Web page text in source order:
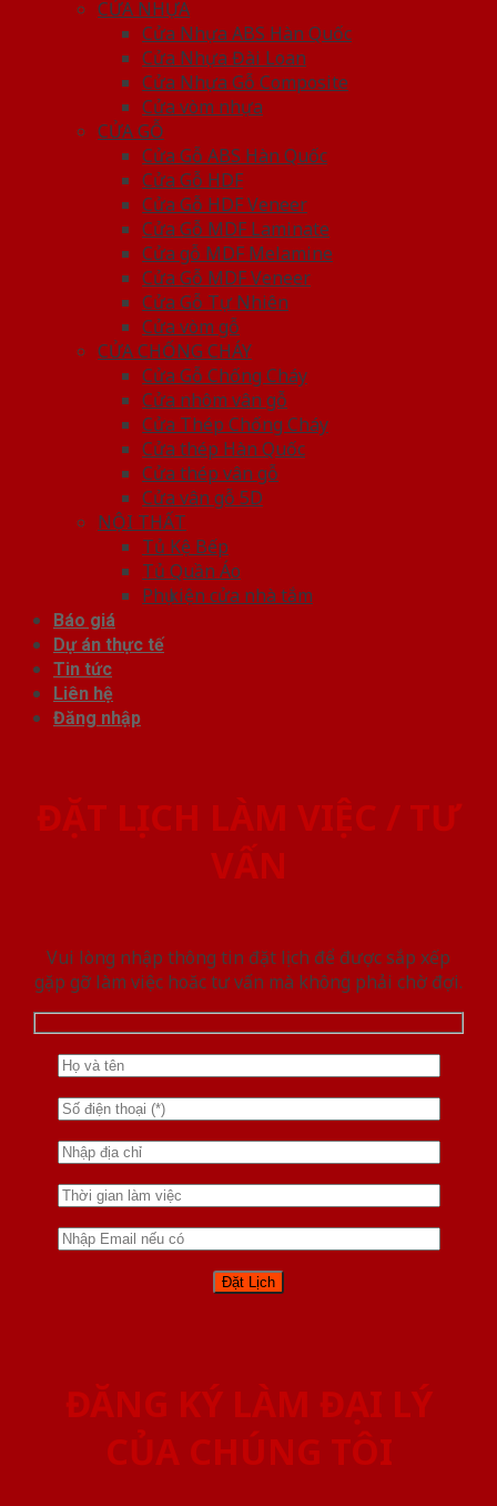
CỬA NHỰA
Cửa Nhựa ABS Hàn Quốc
Cửa Nhựa Đài Loan
Cửa Nhựa Gỗ Composite
Cửa vòm nhựa
CỬA GỖ
Cửa Gỗ ABS Hàn Quốc
Cửa Gỗ HDF
Cửa Gỗ HDF Veneer
Cửa Gỗ MDF Laminate
Cửa gỗ MDF Melamine
Cửa Gỗ MDF Veneer
Cửa Gỗ Tự Nhiên
Cửa vòm gỗ
CỬA CHỐNG CHÁY
Cửa Gỗ Chống Cháy
Cửa nhôm vân gỗ
Cửa Thép Chống Cháy
Cửa thép Hàn Quốc
Cửa thép vân gỗ
Cửa vân gỗ 5D
NỘI THẤT
Tủ Kệ Bếp
Tủ Quần Áo
Phụ kiện cửa nhà tắm
Báo giá
Dự án thực tế
Tin tức
Liên hệ
Đăng nhập
ĐẶT LỊCH LÀM VIỆC / TƯ
VẤN
Vui lòng nhập thông tin đặt lịch để được sắp xếp
gặp gỡ làm việc hoăc tư vấn mà không phải chờ đợi.
ĐĂNG KÝ LÀM ĐẠI LÝ
CỦA CHÚNG TÔI